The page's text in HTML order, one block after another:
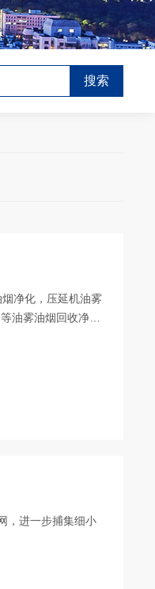
净化，压延机油雾
油雾油烟回收净化
，进一步捕集细小